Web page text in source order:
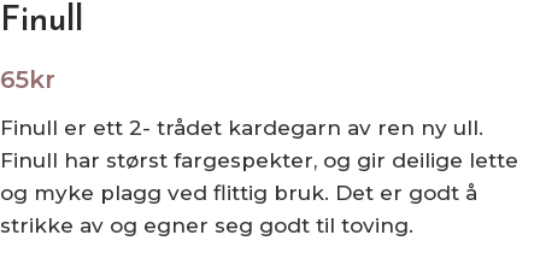
Finull
65kr
Finull er ett 2- trådet kardegarn av ren ny ull.
Finull har størst fargespekter, og gir deilige lette
og myke plagg ved flittig bruk. Det er godt å
strikke av og egner seg godt til toving.